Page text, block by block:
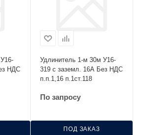
Удлинитель 1-м 30м У16-
319 с заземл. 16А Без НДС
п.п.1,16 п.1ст.118
По запросу
ПОД ЗАКАЗ